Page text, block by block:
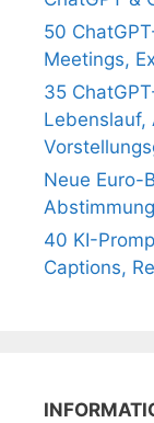
50
Meetings,
35
Lebenslauf,
Neue Euro-
40 KI-
Captions,